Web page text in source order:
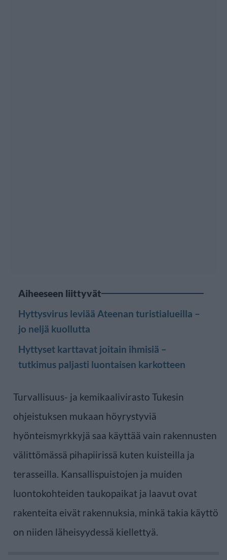
Aiheeseen liittyvät
Hyttysvirus leviää Ateenan turistialueilla –
jo neljä kuollutta
Hyttyset karttavat joitain ihmisiä –
tutkimus paljasti luontaisen karkotteen
Turvallisuus- ja kemikaalivirasto Tukesin
ohjeistuksen mukaan höyrystyviä
hyönteismyrkkyjä saa käyttää vain rakennusten
välittömässä pihapiirissä kuten kuisteilla ja
terasseilla. Kansallispuistojen ja muiden
luontokohteiden taukopaikat ja laavut ovat
rakenteita eivät rakennuksia, minkä takia käyttö
on niiden läheisyydessä kiellettyä.